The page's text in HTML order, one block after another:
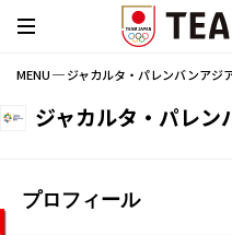
MENU ─ ジャカルタ・パレンバンアジ
ジャカルタ・パレン
プロフィール